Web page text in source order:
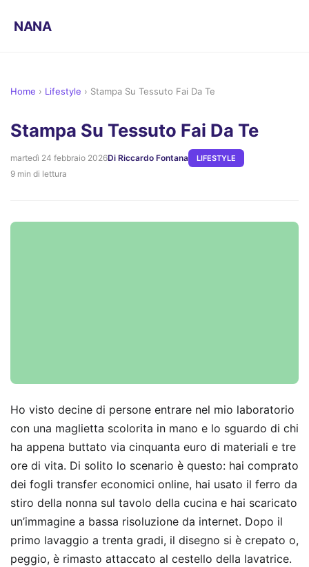
NANA
Home › Lifestyle › Stampa Su Tessuto Fai Da Te
Stampa Su Tessuto Fai Da Te
martedì 24 febbraio 2026Di Riccardo Fontana LIFESTYLE
9 min di lettura
Ho visto decine di persone entrare nel mio laboratorio
con una maglietta scolorita in mano e lo sguardo di chi
ha appena buttato via cinquanta euro di materiali e tre
ore di vita. Di solito lo scenario è questo: hai comprato
dei fogli transfer economici online, hai usato il ferro da
stiro della nonna sul tavolo della cucina e hai scaricato
un’immagine a bassa risoluzione da internet. Dopo il
primo lavaggio a trenta gradi, il disegno si è crepato o,
peggio, è rimasto attaccato al cestello della lavatrice.